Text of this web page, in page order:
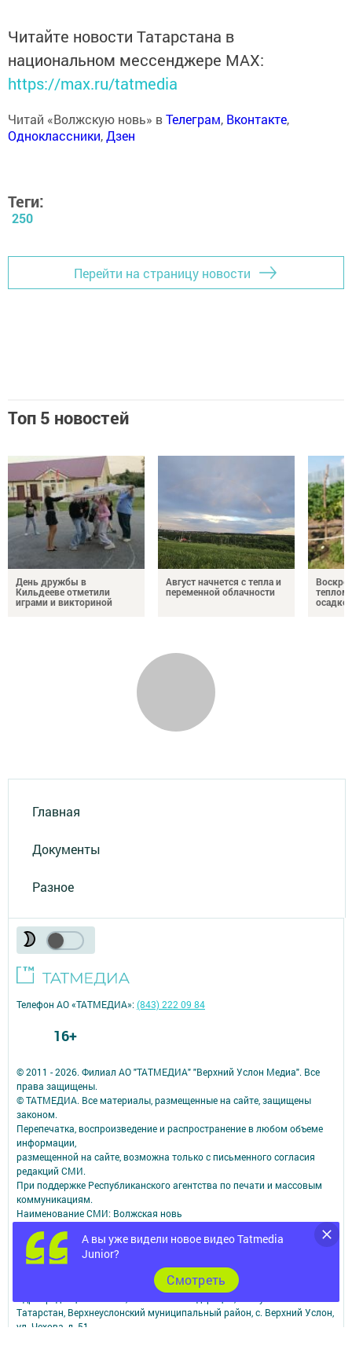
Читайте новости Татарстана в
национальном мессенджере MАХ:
https://max.ru/tatmedia
Читай «Волжскую новь» вТелеграм, Вконтакте,
Одноклассники,Дзен
Теги:
250
Перейти на страницу новости
Топ 5 новостей
День дружбы в
Кильдееве отметили
играми и викториной
Август начнется с тепла и
переменной облачности
теплом
Главная
Документы
Разное
А вы уже видели новое видео Tatmedia
Junior?
Cмотреть
© 2011 - 2026. Филиал АО "ТАТМЕДИА" "Верхний Услон Медиа". Все
права защищены.
© ТАТМЕДИА. Все материалы, размещенные на сайте, защищены
законом.
Перепечатка, воспроизведение и распространение в любом объеме
информации,
размещенной на сайте, возможна только с письменного согласия
редакций СМИ.
При поддержке Республиканского агентства по печати и массовым
коммуникациям.
Наименование СМИ: Волжская новь
СМИ зарегистрировано Федеральной службой по надзору в сфере
связи,
информационных технологий и массовых коммуникаций
запись о регистрации СМИ ЭЛ № ФС 77 - 90167 от 07.10.2025
ФИО главного редактора: Муфталиев Нусрат Загидович
Татарстан, Верхнеуслонский муниципальный район, с. Верхний Услон,
ул. Чехова, д. 51
Телефон АО «ТАТМЕДИА»:(843) 222 09 84
16+